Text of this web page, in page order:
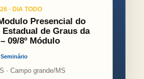
· DIA TODO
Presencial do
de Graus da
09/8º Módulo
· Campo grande/MS